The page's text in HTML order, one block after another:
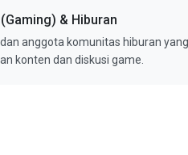
& Hiburan
anggota komunitas hiburan
konten dan diskusi game.